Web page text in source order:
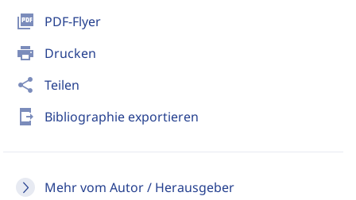
picture_as_pdf PDF-Flyer
print Drucken
share Teilen
send_to_mobile Bibliographie exportieren
Mehr vom Autor / Herausgeber